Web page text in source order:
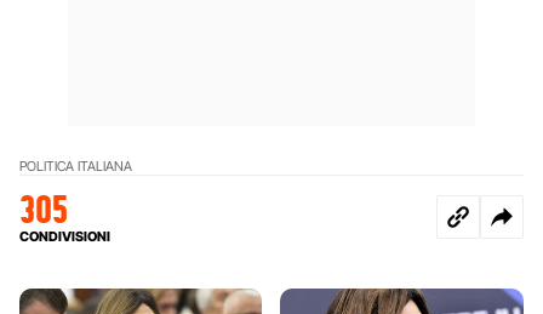
POLITICA ITALIANA
305
CONDIVISIONI